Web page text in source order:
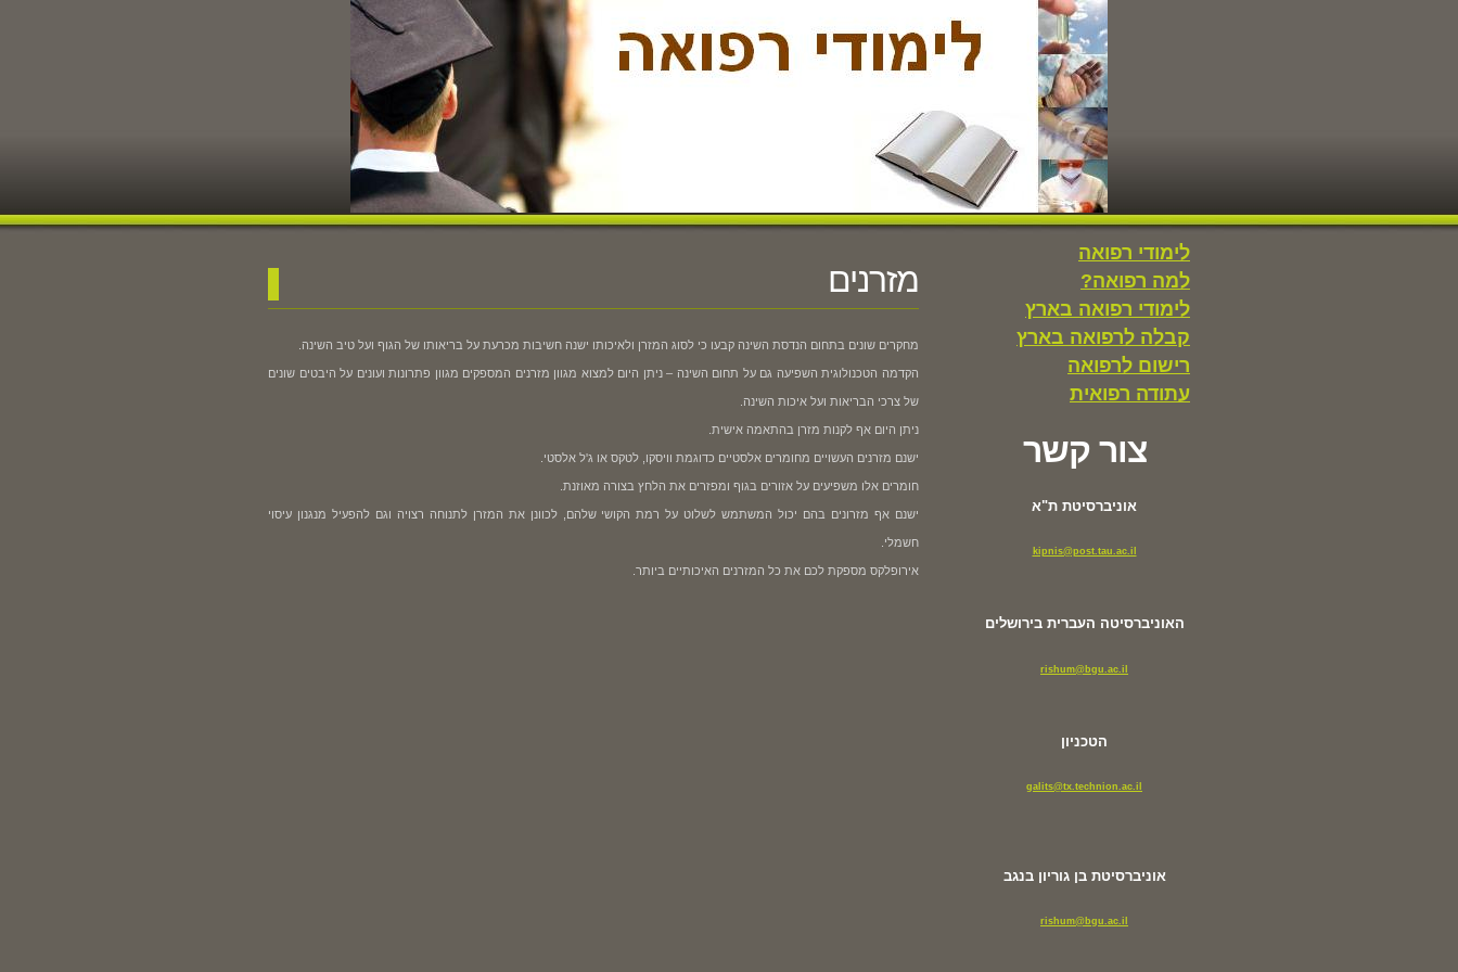
מזרנים
מחקרים שונים בתחום הנדסת השינה קבעו כי לסוג המזרן ולאיכותו ישנה חשיבות מכרעת על בריאותו של הגוף ועל טיב השינה.
הקדמה הטכנולוגית השפיעה גם על תחום השינה – ניתן היום למצוא מגוון מזרנים המספקים מגוון פתרונות ועונים על היבטים שונים
של צרכי הבריאות ועל איכות השינה.
ניתן היום אף לקנות מזרן בהתאמה אישית.
ישנם מזרנים העשויים מחומרים אלסטיים כדוגמת וויסקו, לטקס או ג'ל אלסטי.
חומרים אלו משפיעים על אזורים בגוף ומפזרים את הלחץ בצורה מאוזנת.
ישנם אף מזרונים בהם יכול המשתמש לשלוט על רמת הקושי שלהם, לכוונן את המזרן לתנוחה רצויה וגם להפעיל מנגנון עיסוי
חשמלי.
אירופלקס מספקת לכם את כל המזרנים האיכותיים ביותר.
לימודי רפואה
למה רפואה?
לימודי רפואה בארץ
קבלה לרפואה בארץ
רישום לרפואה
עתודה רפואית
צור קשר
אוניברסיטת ת"א
kipnis@post.tau.ac.il
האוניברסיטה העברית בירושלים
rishum@bgu.ac.il
הטכניון
galits@tx.technion.ac.il
אוניברסיטת בן גוריון בנגב
rishum@bgu.ac.il